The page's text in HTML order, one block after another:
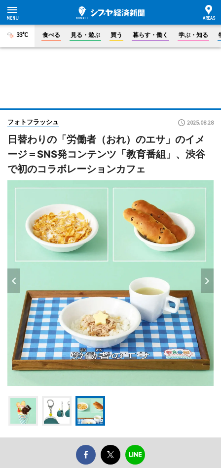
33°C 食べる 見る・遊ぶ 買う 暮らす・働く 学ぶ・知る
フォトフラッシュ 2025.08.28
日替わりの「労働者（おれ）のエサ」のイメ
ージ＝SNS発コンテンツ「教育番組」、渋谷
で初のコラボレーションカフェ